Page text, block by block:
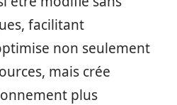
facilitant
non seulement
mais crée
plus